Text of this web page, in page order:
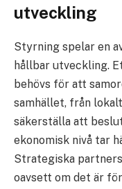
utveckling
Styrning spelar en
hållbar utveckling.
behövs för att
samhället, från
säkerställa att
ekonomisk nivå tar
Strategiska
oavsett om det är